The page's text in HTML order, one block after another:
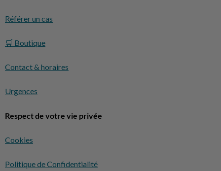
Référer un cas
🛒 Boutique
Contact & horaires
Urgences
Respect de votre vie privée
Cookies
Politique de Confidentialité